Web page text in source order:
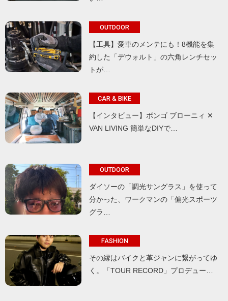
OUTDOOR
【工具】愛車のメンテにも！8機能を集
約した「デウォルト」の六角レンチセッ
トが…
CAR & BIKE
【インタビュー】ボンゴ ブローニィ ✕
VAN LIVING 簡単なDIYで…
OUTDOOR
ダイソーの「調光サングラス」を使って
分かった、ワークマンの「偏光スポーツ
グラ…
FASHION
その縁はバイクと革ジャンに繋がってゆ
く。「TOUR RECORD」プロデュー…